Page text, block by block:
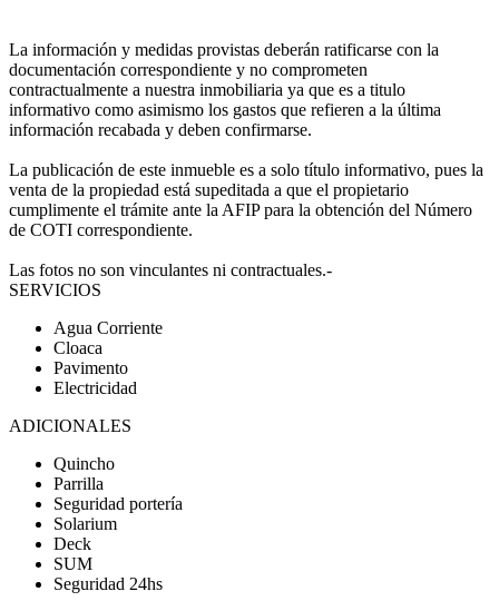
La información y medidas provistas deberán ratificarse con la
documentación correspondiente y no comprometen
contractualmente a nuestra inmobiliaria ya que es a titulo
informativo como asimismo los gastos que refieren a la última
información recabada y deben confirmarse.
La publicación de este inmueble es a solo título informativo, pues la
venta de la propiedad está supeditada a que el propietario
cumplimente el trámite ante la AFIP para la obtención del Número
de COTI correspondiente.
Las fotos no son vinculantes ni contractuales.-
SERVICIOS
Agua Corriente
Cloaca
Pavimento
Electricidad
ADICIONALES
Quincho
Parrilla
Seguridad portería
Solarium
Deck
SUM
Seguridad 24hs